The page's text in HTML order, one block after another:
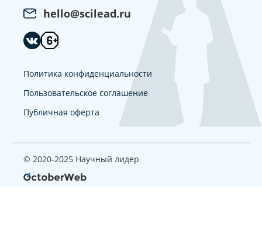
hello@scilead.ru
Политика конфиденциальности
Пользовательское соглашение
Публичная оферта
© 2020-2025 Научный лидер